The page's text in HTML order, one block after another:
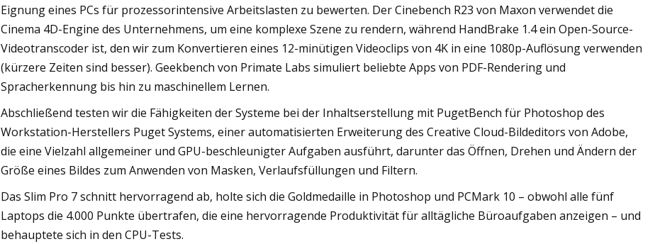
Eignung eines PCs für prozessorintensive Arbeitslasten zu bewerten. Der Cinebench R23 von Maxon verwendet die
Cinema 4D-Engine des Unternehmens, um eine komplexe Szene zu rendern, während HandBrake 1.4 ein Open-Source-
Videotranscoder ist, den wir zum Konvertieren eines 12-minütigen Videoclips von 4K in eine 1080p-Auflösung verwenden
(kürzere Zeiten sind besser). Geekbench von Primate Labs simuliert beliebte Apps von PDF-Rendering und
Spracherkennung bis hin zu maschinellem Lernen.
Abschließend testen wir die Fähigkeiten der Systeme bei der Inhaltserstellung mit PugetBench für Photoshop des
Workstation-Herstellers Puget Systems, einer automatisierten Erweiterung des Creative Cloud-Bildeditors von Adobe,
die eine Vielzahl allgemeiner und GPU-beschleunigter Aufgaben ausführt, darunter das Öffnen, Drehen und Ändern der
Größe eines Bildes zum Anwenden von Masken, Verlaufsfüllungen und Filtern.
Das Slim Pro 7 schnitt hervorragend ab, holte sich die Goldmedaille in Photoshop und PCMark 10 – obwohl alle fünf
Laptops die 4.000 Punkte übertrafen, die eine hervorragende Produktivität für alltägliche Büroaufgaben anzeigen – und
behauptete sich in den CPU-Tests.